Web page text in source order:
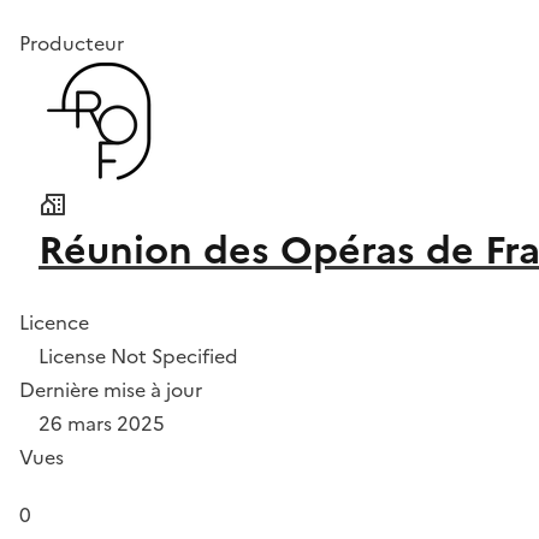
Producteur
Réunion des Opéras de
Licence
License Not Specified
Dernière mise à jour
26 mars 2025
Vues
0